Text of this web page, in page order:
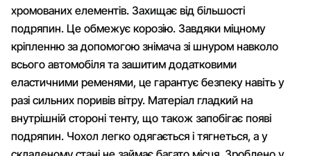
хромованих елементів. Захищає від більшості
подряпин. Це обмежує корозію. Завдяки міцному
кріпленню за допомогою знімача зі шнуром навколо
всього автомобіля та зашитим додатковими
еластичними ременями, це гарантує безпеку навіть у
разі сильних поривів вітру. Матеріал гладкий на
внутрішній стороні тенту, що також запобігає появі
подряпин. Чохол легко одягається і тягнеться, а у